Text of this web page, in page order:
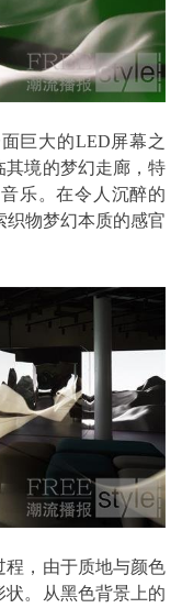
巨大的LED屏幕之
其境的梦幻走廊，特
乐。在令人沉醉的
织物梦幻本质的感官
程，由于质地与颜色
状。从黑色背景上的